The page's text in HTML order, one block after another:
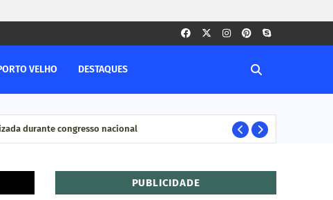
VELHO DESTAQUES
durante congresso nacional
PUBLICIDADE